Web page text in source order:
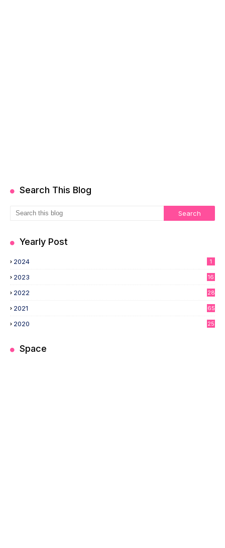
Search This Blog
Yearly Post
2024 1
2023 16
2022 28
2021 65
2020 25
Space